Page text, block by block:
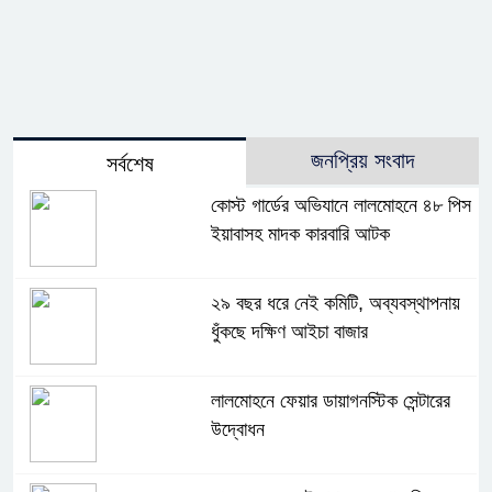
সর্বশেষ জনপ্রিয় সংবাদ
কোস্ট গার্ডের অভিযানে লালমোহনে ৪৮ পিস
ইয়াবাসহ মাদক কারবারি আটক
২৯ বছর ধরে নেই কমিটি, অব্যবস্থাপনায়
ধুঁকছে দক্ষিণ আইচা বাজার
লালমোহনে ফেয়ার ডায়াগনস্টিক সেন্টারের
উদ্বোধন